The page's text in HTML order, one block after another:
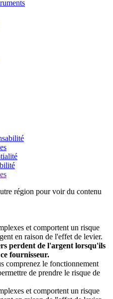
région pour voir du contenu
et comportent un risque
en raison de l'effet de levier.
perdent de l'argent lorsqu'ils
fournisseur.
comprenez le fonctionnement
de prendre le risque de
et comportent un risque